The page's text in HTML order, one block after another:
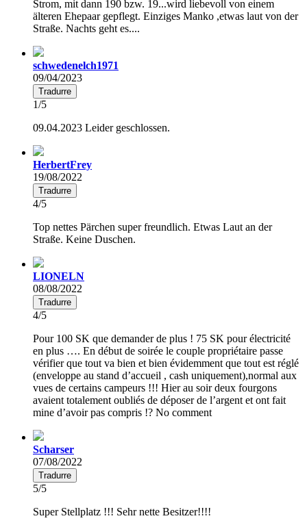
Strom, mit dann 190 bzw. 19...wird liebevoll von einem
älteren Ehepaar gepflegt. Einziges Manko ,etwas laut von der
Straße. Nachts geht es....
schwedenelch1971
09/04/2023
Tradurre
1/5
09.04.2023 Leider geschlossen.
HerbertFrey
19/08/2022
Tradurre
4/5
Top nettes Pärchen super freundlich. Etwas Laut an der
Straße. Keine Duschen.
LIONELN
08/08/2022
Tradurre
4/5
Pour 100 SK que demander de plus ! 75 SK pour électricité
en plus …. En début de soirée le couple propriétaire passe
vérifier que tout va bien et bien évidemment que tout est réglé
(enveloppe au stand d’accueil , cash uniquement),normal aux
vues de certains campeurs !!! Hier au soir deux fourgons
avaient totalement oubliés de déposer de l’argent et ont fait
mine d’avoir pas compris !? No comment
Scharser
07/08/2022
Tradurre
5/5
Super Stellplatz !!! Sehr nette Besitzer!!!!